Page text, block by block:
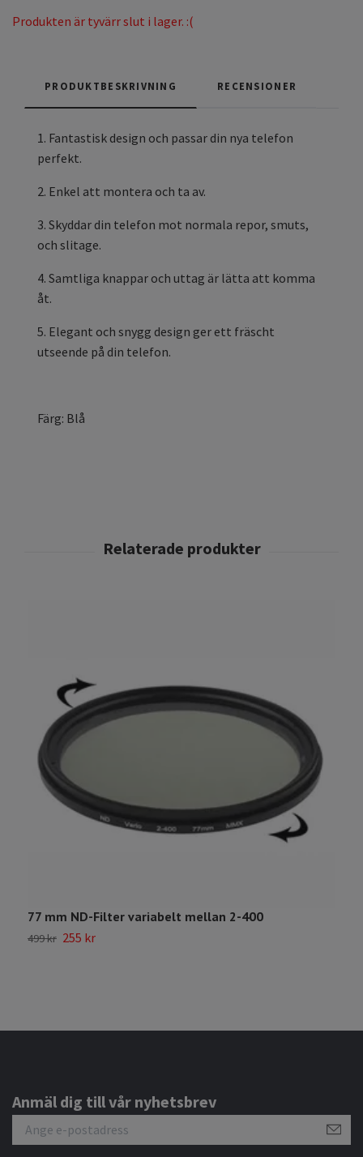
Produkten är tyvärr slut i lager. :(
PRODUKTBESKRIVNING RECENSIONER
1. Fantastisk design och passar din nya telefon
perfekt.
2. Enkel att montera och ta av.
3. Skyddar din telefon mot normala repor, smuts,
och slitage.
4. Samtliga knappar och uttag är lätta att komma
åt.
5. Elegant och snygg design ger ett fräscht
utseende på din telefon.
Färg: Blå
77 mm ND-Filter variabelt mellan 2-400
499 kr 255 kr
Anmäl dig till vår nyhetsbrev